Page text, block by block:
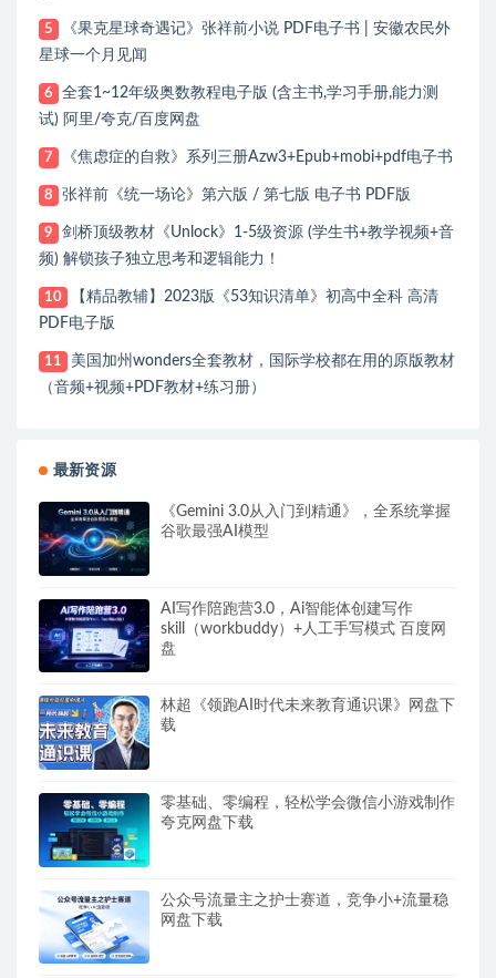
5
《果克星球奇遇记》张祥前小说 PDF电子书 | 安徽农民外
星球一个月见闻
6
全套1~12年级奥数教程电子版 (含主书,学习手册,能力测
试) 阿里/夸克/百度网盘
7 《焦虑症的自救》系列三册Azw3+Epub+mobi+pdf电子书
8 张祥前《统一场论》第六版 / 第七版 电子书 PDF版
9
剑桥顶级教材《Unlock》1-5级资源 (学生书+教学视频+音
频) 解锁孩子独立思考和逻辑能力！
10
【精品教辅】2023版《53知识清单》初高中全科 高清
PDF电子版
11
美国加州wonders全套教材，国际学校都在用的原版教材
（音频+视频+PDF教材+练习册）
最新资源
《Gemini 3.0从入门到精通》，全系统掌握
谷歌最强AI模型
AI写作陪跑营3.0，Ai智能体创建写作
skill（workbuddy）+人工手写模式 百度网
盘
林超《领跑AI时代未来教育通识课》网盘下
载
零基础、零编程，轻松学会微信小游戏制作
夸克网盘下载
公众号流量主之护士赛道，竞争小+流量稳
网盘下载